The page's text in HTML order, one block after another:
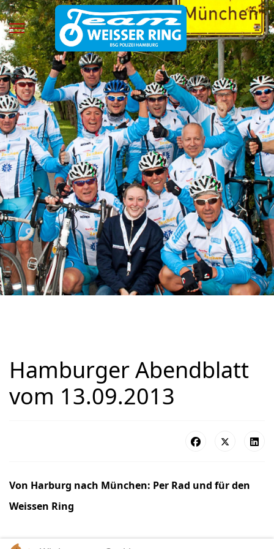
Hamburger Abendblatt
vom 13.09.2013
Von Harburg nach München: Per Rad und für den
Weissen Ring